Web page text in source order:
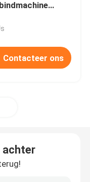
Contacteer ons
achter